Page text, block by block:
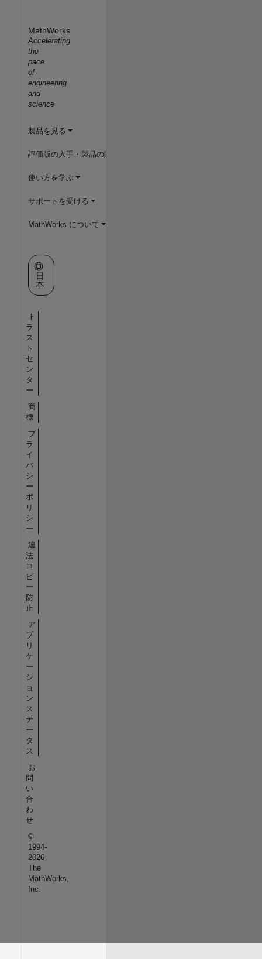
MathWorks
Accelerating
the
pace
of
engineering
and
science
製品を見る
評価版の入手・製品の購入
使い方を学ぶ
サポートを受ける
MathWorks について
Web サイトの選択
日
本
ト
ラ
ス
ト
セ
ン
タ
ー
商
標
プ
ラ
イ
バ
シ
ー
ポ
リ
シ
ー
違
法
コ
ピ
ー
防
止
ア
プ
リ
ケ
ー
シ
ョ
ン
ス
テ
ー
タ
ス
お
問
い
合
わ
せ
©
1994-
2026
The
MathWorks,
Inc.